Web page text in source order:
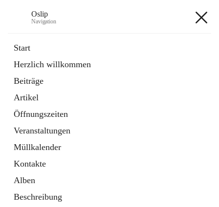
Oslip
Navigation
Start
Herzlich willkommen
Beiträge
Artikel
Öffnungszeiten
Veranstaltungen
Müllkalender
Kontakte
Alben
Beschreibung
Externe Webseite
in
Tab
Bundeskanzleramt Österreich
Externe Webseite
öffnet
in
neuem
Tab